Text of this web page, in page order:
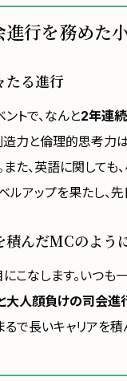
行を務めた
たる進行
トで、なんと2年連
造力と倫理的思考力
また、英語に関して
ルアップを果たし、
積んだMCのように
こなします。いつも
大人顔負けの司会進
るで長いキャリアを積